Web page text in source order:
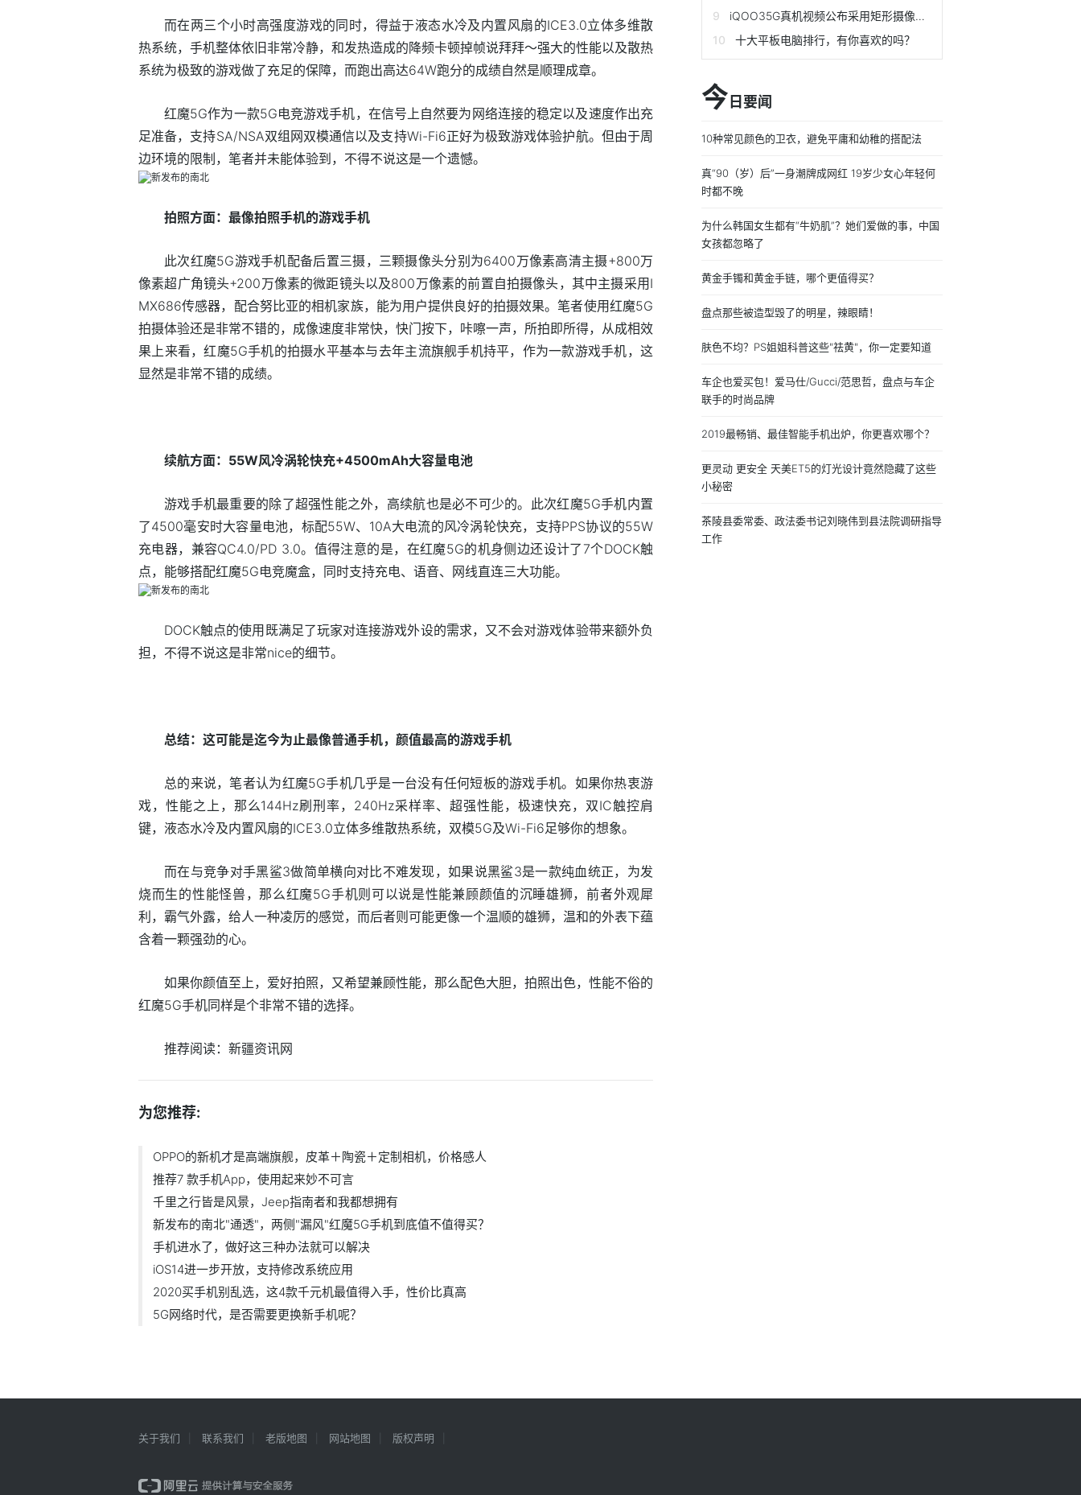
而在两三个小时高强度游戏的同时，得益于液态水冷及内置风扇的ICE3.0立体多维散
热系统，手机整体依旧非常冷静，和发热造成的降频卡顿掉帧说拜拜～强大的性能以及散热
系统为极致的游戏做了充足的保障，而跑出高达64W跑分的成绩自然是顺理成章。
红魔5G作为一款5G电竞游戏手机，在信号上自然要为网络连接的稳定以及速度作出充
足准备，支持SA/NSA双组网双模通信以及支持Wi-Fi6正好为极致游戏体验护航。但由于周
边环境的限制，笔者并未能体验到，不得不说这是一个遗憾。
拍照方面：最像拍照手机的游戏手机
此次红魔5G游戏手机配备后置三摄，三颗摄像头分别为6400万像素高清主摄+800万
像素超广角镜头+200万像素的微距镜头以及800万像素的前置自拍摄像头，其中主摄采用I
MX686传感器，配合努比亚的相机家族，能为用户提供良好的拍摄效果。笔者使用红魔5G
拍摄体验还是非常不错的，成像速度非常快，快门按下，咔嚓一声，所拍即所得，从成相效
果上来看，红魔5G手机的拍摄水平基本与去年主流旗舰手机持平，作为一款游戏手机，这
显然是非常不错的成绩。
续航方面：55W风冷涡轮快充+4500mAh大容量电池
游戏手机最重要的除了超强性能之外，高续航也是必不可少的。此次红魔5G手机内置
了4500毫安时大容量电池，标配55W、10A大电流的风冷涡轮快充，支持PPS协议的55W
充电器，兼容QC4.0/PD 3.0。值得注意的是，在红魔5G的机身侧边还设计了7个DOCK触
点，能够搭配红魔5G电竞魔盒，同时支持充电、语音、网线直连三大功能。
DOCK触点的使用既满足了玩家对连接游戏外设的需求，又不会对游戏体验带来额外负
担，不得不说这是非常nice的细节。
总结：这可能是迄今为止最像普通手机，颜值最高的游戏手机
总的来说，笔者认为红魔5G手机几乎是一台没有任何短板的游戏手机。如果你热衷游
戏，性能之上，那么144Hz刷刑率，240Hz采样率、超强性能，极速快充，双IC触控肩
键，液态水冷及内置风扇的ICE3.0立体多维散热系统，双模5G及Wi-Fi6足够你的想象。
而在与竞争对手黑鲨3做简单横向对比不难发现，如果说黑鲨3是一款纯血统正，为发
烧而生的性能怪兽，那么红魔5G手机则可以说是性能兼顾颜值的沉睡雄狮，前者外观犀
利，霸气外露，给人一种凌厉的感觉，而后者则可能更像一个温顺的雄狮，温和的外表下蕴
含着一颗强劲的心。
如果你颜值至上，爱好拍照，又希望兼顾性能，那么配色大胆，拍照出色，性能不俗的
红魔5G手机同样是个非常不错的选择。
推荐阅读： 新疆资讯网
为您推荐:
OPPO的新机才是高端旗舰，皮革＋陶瓷＋定制相机，价格感人
推荐7 款手机App，使用起来妙不可言
千里之行皆是风景，Jeep指南者和我都想拥有
新发布的南北"通透"，两侧"漏风"红魔5G手机到底值不值得买？
手机进水了，做好这三种办法就可以解决
iOS14进一步开放，支持修改系统应用
2020买手机别乱选，这4款千元机最值得入手，性价比真高
5G网络时代，是否需要更换新手机呢？
iQOO35G真机视频公布采用矩形摄像模组有三种配色
十大平板电脑排行，有你喜欢的吗？
今 日要闻
10种常见颜色的卫衣，避免平庸和幼稚的搭配法
真“90（岁）后”一身潮牌成网红 19岁少女心年轻何
时都不晚
为什么韩国女生都有“牛奶肌”？她们爱做的事，中国
女孩都忽略了
黄金手镯和黄金手链，哪个更值得买？
盘点那些被造型毁了的明星，辣眼睛！
肤色不均？PS姐姐科普这些"祛黄"，你一定要知道
车企也爱买包！爱马仕/Gucci/范思哲，盘点与车企
联手的时尚品牌
2019最畅销、最佳智能手机出炉，你更喜欢哪个？
更灵动 更安全 天美ET5的灯光设计竟然隐藏了这些
小秘密
茶陵县委常委、政法委书记刘晓伟到县法院调研指导
工作
关于我们 联系我们 老版地图 网站地图 版权声明